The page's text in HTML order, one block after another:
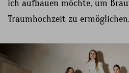
ich aufbauen möchte, um
Traumhochzeit zu ermöglichen.